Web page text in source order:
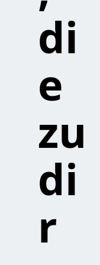
di
e
zu
di
r